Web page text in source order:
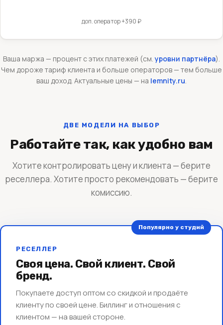
доп. оператор +390 ₽
Ваша маржа — процент с этих платежей (см. уровни партнёра).
Чем дороже тариф клиента и больше операторов — тем больше
ваш доход. Актуальные цены — на lemnity.ru.
ДВЕ МОДЕЛИ НА ВЫБОР
Работайте так, как удобно вам
Хотите контролировать цену и клиента — берите
реселлера. Хотите просто рекомендовать — берите
комиссию.
Популярно у студий
РЕСЕЛЛЕР
Своя цена. Свой клиент. Свой
бренд.
Покупаете доступ оптом со скидкой и продаёте
клиенту по своей цене. Биллинг и отношения с
клиентом — на вашей стороне.